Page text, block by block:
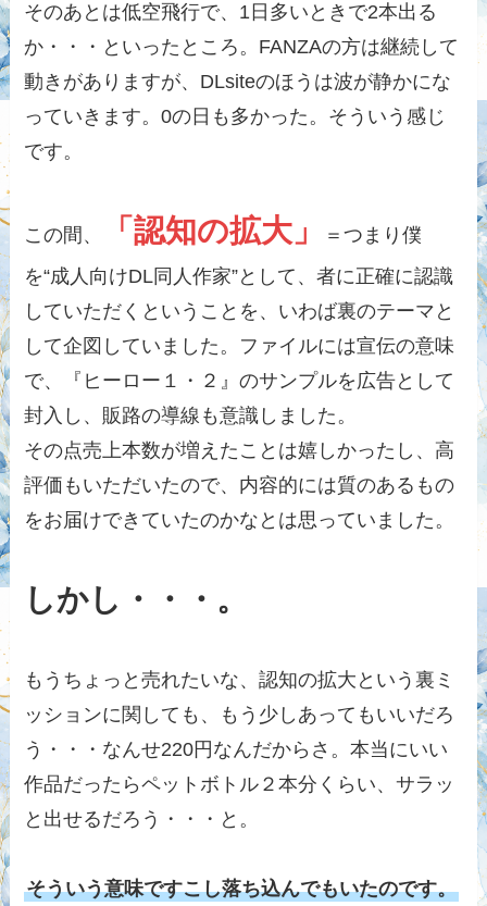
そのあとは低空飛行で、1日多いときで2本出る
か・・・といったところ。FANZAの方は継続して
動きがありますが、DLsiteのほうは波が静かにな
っていきます。0の日も多かった。そういう感じ
です。
この間、 「認知の拡大」
＝つまり僕
を“成人向けDL同人作家”として、者に正確に認識
していただくということを、いわば裏のテーマと
して企図していました。ファイルには宣伝の意味
で、『ヒーロー１・２』のサンプルを広告として
封入し、販路の導線も意識しました。
その点売上本数が増えたことは嬉しかったし、高
評価もいただいたので、内容的には質のあるもの
をお届けできていたのかなとは思っていました。
しかし・・・。
もうちょっと売れたいな、認知の拡大という裏ミ
ッションに関しても、もう少しあってもいいだろ
う・・・なんせ220円なんだからさ。本当にいい
作品だったらペットボトル２本分くらい、サラッ
と出せるだろう・・・と。
そういう意味ですこし落ち込んでもいたのです。